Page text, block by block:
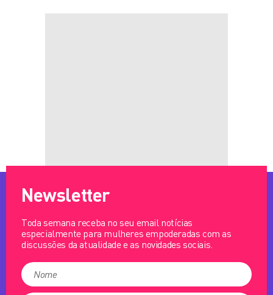
Newsletter
Toda semana receba no seu email notícias
especialmente para mulheres empoderadas com as
discussões da atualidade e as novidades sociais.